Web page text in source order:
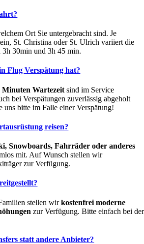
Ort Sie untergebracht sind. Je
St. Christina oder St. Ulrich variiert die
30min und 3h 45 min.
Flug Verspätung hat?
Minuten Wartezeit sind im Service
bei Verspätungen zuverlässig abgeholt
uns bitte im Falle einer Verspätung!
reisen?
Snowboards, Fahrräder oder anderes
mit. Auf Wunsch stellen wir
zur Verfügung.
stellen wirkostenfrei moderne
zur Verfügung. Bitte einfach bei der
statt andere Anbieter?